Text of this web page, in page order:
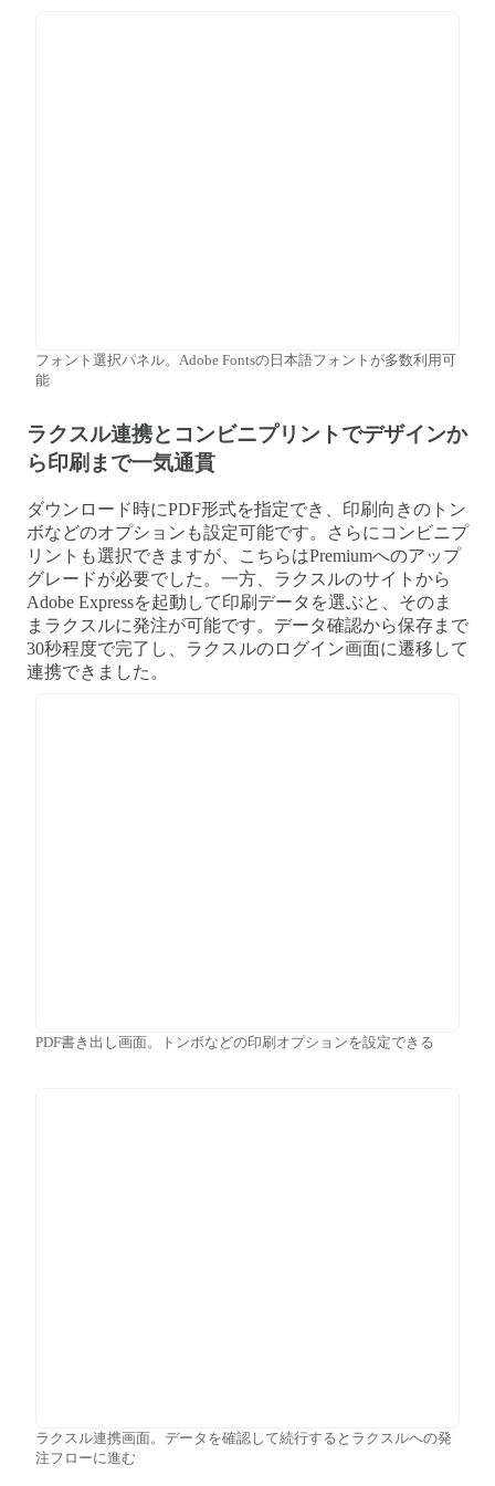
フォント選択パネル。Adobe Fontsの日本語フォントが多数利用可
能
ラクスル連携とコンビニプリントでデザインか
ら印刷まで一気通貫
ダウンロード時にPDF形式を指定でき、印刷向きのトン
ボなどのオプションも設定可能です。さらにコンビニプ
リントも選択できますが、こちらはPremiumへのアップ
グレードが必要でした。一方、ラクスルのサイトから
Adobe Expressを起動して印刷データを選ぶと、そのま
まラクスルに発注が可能です。データ確認から保存まで
30秒程度で完了し、ラクスルのログイン画面に遷移して
連携できました。
PDF書き出し画面。トンボなどの印刷オプションを設定できる
ラクスル連携画面。データを確認して続行するとラクスルへの発
注フローに進む